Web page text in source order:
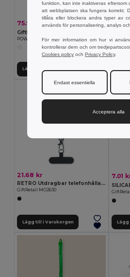
75.97 kr 79.90 kr -5%
GiftRetail MO5001
POWER MATE Slim PowerBank 2200 mAh -22
Lägg till i Varukorgen
21.68 kr
RETRO Utdragbar telefonhållare
GiftRetail MO2630
Lägg till i Varukorgen
7.01
Lägg
funktion, kan inte inaktiveras eftersom
att webbplatsen ska fungera korrekt.
tillåta eller blockera andra typer av
används för personalisering, analys
För mer information om hur vi
kontrollerar dem och om
Cookies policy och Privacy Policy.
Endast essentiella
Acceptera alla